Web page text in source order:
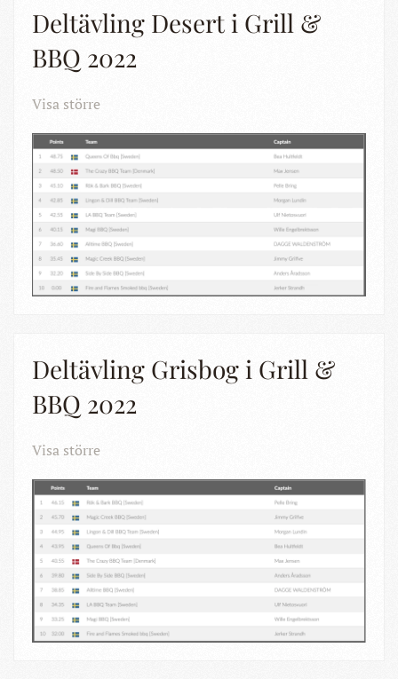
Deltävling Desert i Grill &
BBQ 2022
Visa större
Deltävling Grisbog i Grill &
BBQ 2022
Visa större